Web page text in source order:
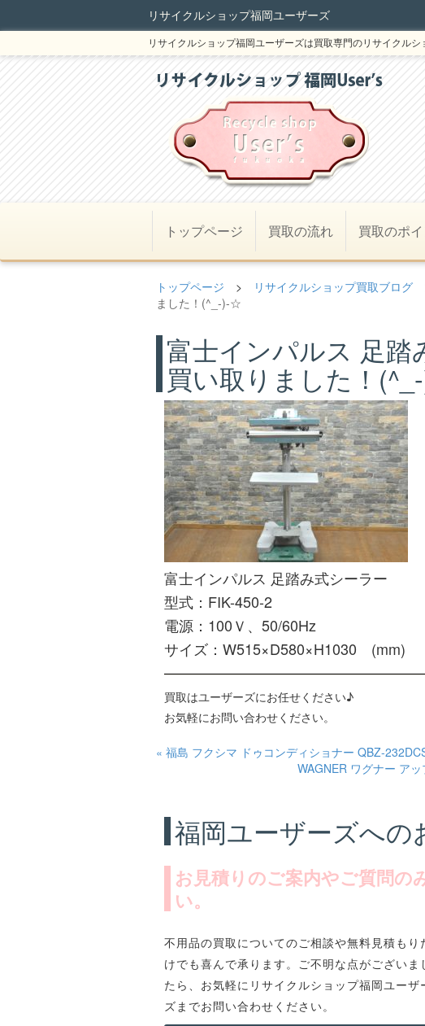
リサイクルショップ福岡ユーザーズ
リサイクルショップ福岡ユーザーズは買取専門のリサイクル
トップページ 買取の流れ 買取のポイ
トップページ > リサイクルショップ買取ブログ
ました！(^_-)-☆
富士インパルス 足踏
買い取りました！
富士インパルス 足踏み式シーラー
型式：FIK-450-2
電源：100Ｖ、50/60Hz
サイズ：W515×D580×H1030 (mm)
買取はユーザーズにお任せください♪
お気軽にお問い合わせください。
« 福島 フクシマ ドゥコンディショナー QBZ-
WAGNER ワグナー ア
福岡ユーザーズへの
お見積りのご案内やご質問の
い。
不用品の買取についてのご相談や無料見積もり
けでも喜んで承ります。ご不明な点がございま
たら、お気軽にリサイクルショップ福岡ユーザ
ズまでお問い合わせください。